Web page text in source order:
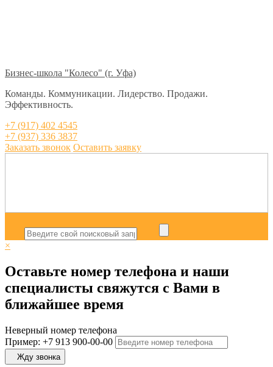
Бизнес-школа "Колесо" (г. Уфа)
Команды. Коммуникации. Лидерство. Продажи.
Эффективность.
+7 (917) 402 4545
+7 (937) 336 3837
Заказать звонок Оставить заявку
×
Оставьте номер телефона и наши
специалисты свяжутся с Вами в
ближайшее время
Неверный номер телефона
Пример: +7 913 900-00-00
Жду звонка